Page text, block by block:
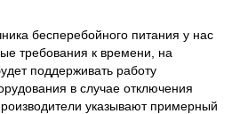
бесперебойного питания у нас
требования к времени, на
поддерживать работу
в случае отключения
указывают примерный